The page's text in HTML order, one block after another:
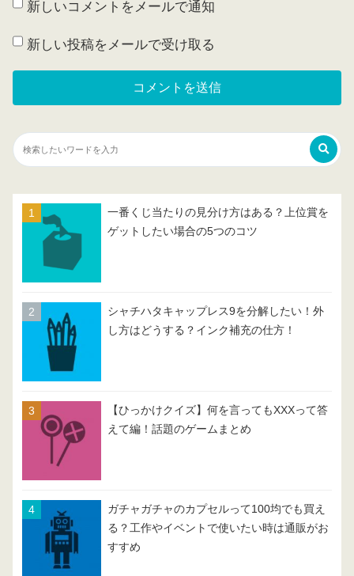
新しいコメントをメールで通知
新しい投稿をメールで受け取る
一番くじ当たりの見分け方はある？上位賞を
ゲットしたい場合の5つのコツ
シャチハタキャップレス9を分解したい！外
し方はどうする？インク補充の仕方！
【ひっかけクイズ】何を言ってもXXXって答
えて編！話題のゲームまとめ
ガチャガチャのカプセルって100均でも買え
る？工作やイベントで使いたい時は通販がお
すすめ